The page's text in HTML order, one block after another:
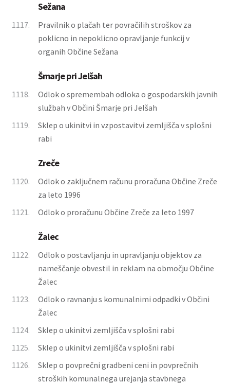
Sežana
1117.
Pravilnik o plačah ter povračilih stroškov za
poklicno in nepoklicno opravljanje funkcij v
organih Občine Sežana
Šmarje pri Jelšah
1118.
Odlok o spremembah odloka o gospodarskih javnih
službah v Občini Šmarje pri Jelšah
1119.
Sklep o ukinitvi in vzpostavitvi zemljišča v splošni
rabi
Zreče
1120.
Odlok o zaključnem računu proračuna Občine Zreče
za leto 1996
1121.
Odlok o proračunu Občine Zreče za leto 1997
Žalec
1122.
Odlok o postavljanju in upravljanju objektov za
nameščanje obvestil in reklam na območju Občine
Žalec
1123.
Odlok o ravnanju s komunalnimi odpadki v Občini
Žalec
1124.
Sklep o ukinitvi zemljišča v splošni rabi
1125.
Sklep o ukinitvi zemljišča v splošni rabi
1126.
Sklep o povprečni gradbeni ceni in povprečnih
stroških komunalnega urejanja stavbnega